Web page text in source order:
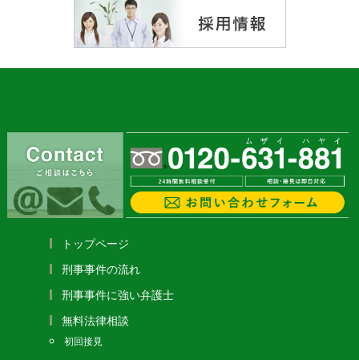
トップページ
刑事事件の流れ
刑事事件に強い弁護士
無料法律相談
初回接見